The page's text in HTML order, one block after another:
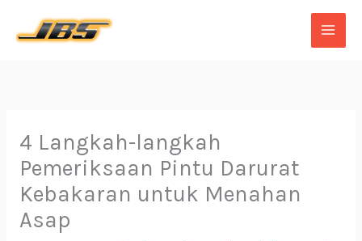
4 Langkah-langkah
Pemeriksaan Pintu Darurat
Kebakaran untuk Menahan
Asap